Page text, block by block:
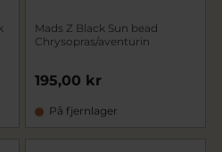
Mads Z Black Sun bead
Chrysopras/aventurin
195,00 kr
På fjernlager